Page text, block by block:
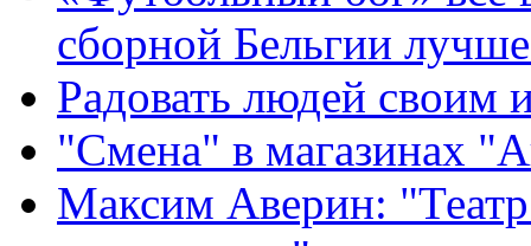
сборной Бельгии
Радовать людей своим
"Смена" в магазинах
Максим Аверин: